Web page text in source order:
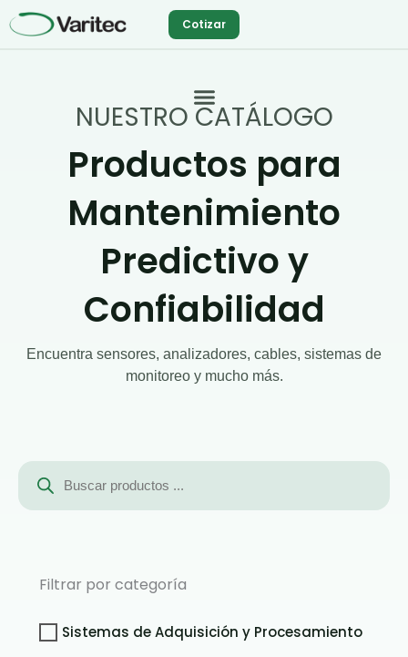
al
Cotizar
NUESTRO CATÁLOGO
Productos para
Mantenimiento
Predictivo y
Confiabilidad
Encuentra sensores, analizadores, cables, sistemas de
monitoreo y mucho más.
Búsqueda
productos
Filtrar por categoría
Sistemas de Adquisición y Procesamiento